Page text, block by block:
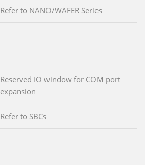
Refer to NANO/WAFER Series
Reserved IO window for COM port
expansion
Refer to SBCs